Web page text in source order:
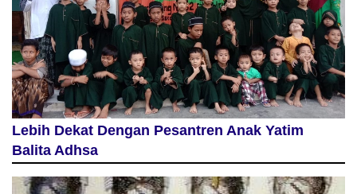
Lebih Dekat Dengan Pesantren Anak Yatim
Balita Adhsa